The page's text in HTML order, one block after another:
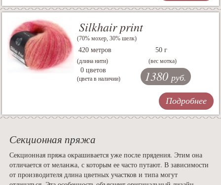
Silkhair print
(70% мохер, 30% шелк)
420 метров
(длина нити)
50 г
(вес мотка)
0 цветов
(цвета в наличии) 1380 руб.
Подробнее
Секционная пряжа
Секционная пряжа окрашивается уже после прядения. Этим она
отличается от меланжа, с которым ее часто путают. В зависимости
от производителя длина цветных участков и типа могут